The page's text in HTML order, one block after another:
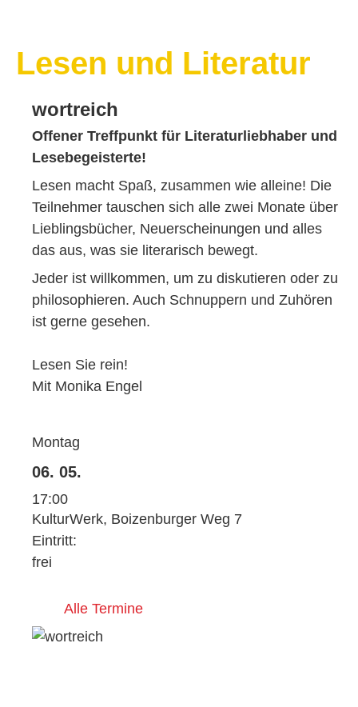
Lesen und Literatur
wortreich
Offener Treffpunkt für Literaturliebhaber und
Lesebegeisterte!
Lesen macht Spaß, zusammen wie alleine! Die
Teilnehmer tauschen sich alle zwei Monate über
Lieblingsbücher, Neuerscheinungen und alles
das aus, was sie literarisch bewegt.
Jeder ist willkommen, um zu diskutieren oder zu
philosophieren. Auch Schnuppern und Zuhören
ist gerne gesehen.
Lesen Sie rein!
Mit Monika Engel
Montag
06. 05.
17:00
KulturWerk, Boizenburger Weg 7
Eintritt:
frei
Alle Termine